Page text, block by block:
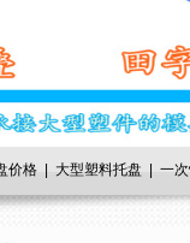
价格 | 大型塑料托盘 | 一